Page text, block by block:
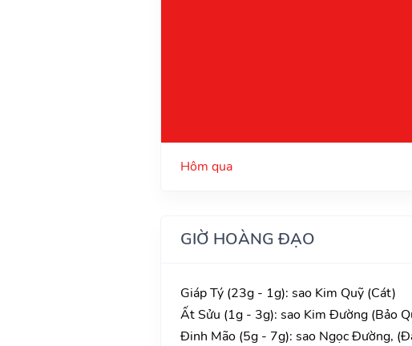
Hôm qua
GIỜ HOÀNG ĐẠO
Giáp Tý (23g - 1g): sao Kim Quỹ (Cát)
Ất Sửu (1g - 3g): sao Kim Đường (Bảo
Đinh Mão (5g - 7g): sao Ngọc Đường,